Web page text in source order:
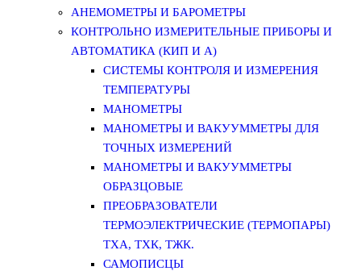
АНЕМОМЕТРЫ И БАРОМЕТРЫ
КОНТРОЛЬНО ИЗМЕРИТЕЛЬНЫЕ ПРИБОРЫ И
АВТОМАТИКА (КИП И А)
СИСТЕМЫ КОНТРОЛЯ И ИЗМЕРЕНИЯ
ТЕМПЕРАТУРЫ
МАНОМЕТРЫ
МАНОМЕТРЫ И ВАКУУММЕТРЫ ДЛЯ
ТОЧНЫХ ИЗМЕРЕНИЙ
МАНОМЕТРЫ И ВАКУУММЕТРЫ
ОБРАЗЦОВЫЕ
ПРЕОБРАЗОВАТЕЛИ
ТЕРМОЭЛЕКТРИЧЕСКИЕ (ТЕРМОПАРЫ)
ТХА, ТХК, ТЖК.
САМОПИСЦЫ